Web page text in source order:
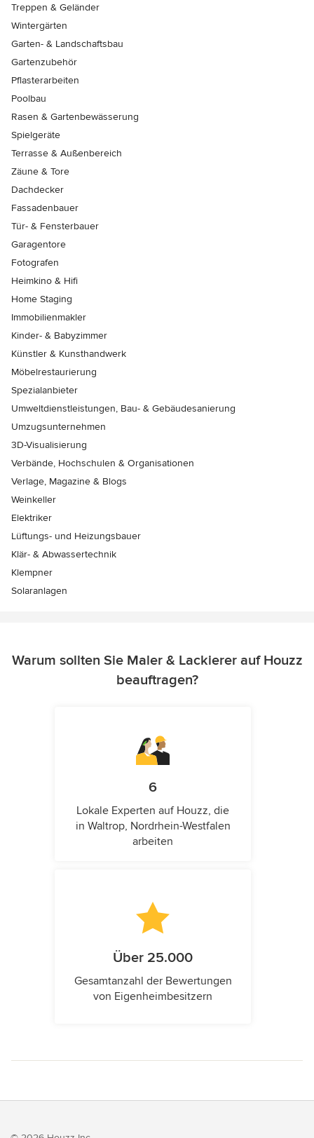
Treppen & Geländer
Wintergärten
Garten- & Landschaftsbau
Gartenzubehör
Pflasterarbeiten
Poolbau
Rasen & Gartenbewässerung
Spielgeräte
Terrasse & Außenbereich
Zäune & Tore
Dachdecker
Fassadenbauer
Tür- & Fensterbauer
Garagentore
Fotografen
Heimkino & Hifi
Home Staging
Immobilienmakler
Kinder- & Babyzimmer
Künstler & Kunsthandwerk
Möbelrestaurierung
Spezialanbieter
Umweltdienstleistungen, Bau- & Gebäudesanierung
Umzugsunternehmen
3D-Visualisierung
Verbände, Hochschulen & Organisationen
Verlage, Magazine & Blogs
Weinkeller
Elektriker
Lüftungs- und Heizungsbauer
Klär- & Abwassertechnik
Klempner
Solaranlagen
Warum sollten Sie Maler & Lackierer auf Houzz
beauftragen?
6
Lokale Experten auf Houzz, die
in Waltrop, Nordrhein-Westfalen
arbeiten
Über 25.000
Gesamtanzahl der Bewertungen
von Eigenheimbesitzern